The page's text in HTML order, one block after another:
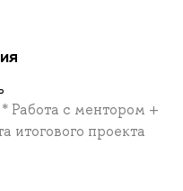
Работа с ментором +
итогового проекта